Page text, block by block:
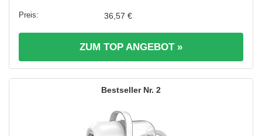
36,57 €
ZUM TOP ANGEBOT »
2